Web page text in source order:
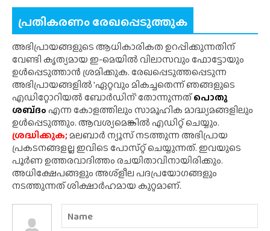
പ്രതികരണം രേഖപ്പെടുത്തുക
അഭിപ്രായങ്ങളുടെ ആധികാരികത ഉറപ്പിക്കുന്നതിന്
വേണ്ടി കൃത്യമായ ഇ-മെയിൽ വിലാസവും ഫോട്ടോയും
ഉൾപ്പെടുത്താൻ ശ്രമിക്കുക. രേഖപ്പെടുത്തപ്പെടുന്ന
അഭിപ്രായങ്ങളിൽ 'ഏറ്റവും മികച്ചതെന്ന് ഞങ്ങളുടെ
എഡിറ്റോറിയൽ ബോർഡിന്' തോന്നുന്നത്പൊതു
ശബ്‌ദംഎന്ന കോളത്തിലും സാമൂഹിക മാദ്ധ്യമങ്ങളിലും
ഉൾപ്പെടുത്തും. ആവശ്യമെങ്കിൽ എഡിറ്റ് ചെയ്യും.
ശ്രദ്ധിക്കുക;മലബാർ ന്യൂസ് നടത്തുന്ന അഭിപ്രായ
പ്രകടനങ്ങളല്ല ഇവിടെ പോസ്‌റ്റ് ചെയ്യുന്നത്. ഇവയുടെ
പൂർണ ഉത്തരവാദിത്തം രചയിതാവിനായിരിക്കും.
അധിക്ഷേപങ്ങളും അശ്‌ളീല പദപ്രയോഗങ്ങളും
നടത്തുന്നത് ശിക്ഷാർഹമായ കുറ്റമാണ്.